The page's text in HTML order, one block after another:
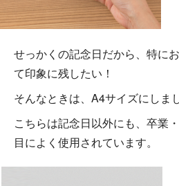
せっかくの記念日だから、特に
て印象に残したい！
そんなときは、A4サイズにしま
こちらは記念日以外にも、卒業
目によく使用されています。